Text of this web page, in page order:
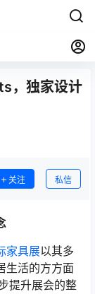
，独家设计
关注 私信
家具展以其多
生活的方方面
提升展会的整